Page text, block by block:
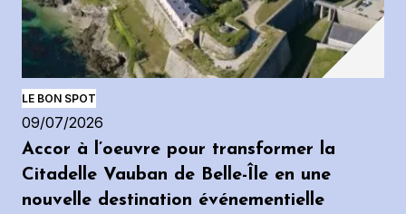
LE BON SPOT
09/07/2026
Accor à l’oeuvre pour transformer la
Citadelle Vauban de Belle-Île en une
nouvelle destination événementielle